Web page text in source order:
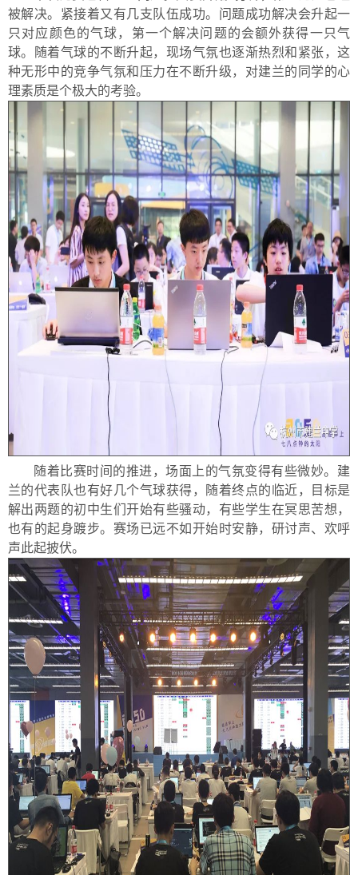
被解决。紧接着又有几支队伍成功。问题成功解决会升起一
只对应颜色的气球，第一个解决问题的会额外获得一只气
球。随着气球的不断升起，现场气氛也逐渐热烈和紧张，这
种无形中的竞争气氛和压力在不断升级，对建兰的同学的心
理素质是个极大的考验。
随着比赛时间的推进，场面上的气氛变得有些微妙。建
兰的代表队也有好几个气球获得，随着终点的临近，目标是
解出两题的初中生们开始有些骚动，有些学生在冥思苦想，
也有的起身踱步。赛场已远不如开始时安静，研讨声、欢呼
声此起披伏。